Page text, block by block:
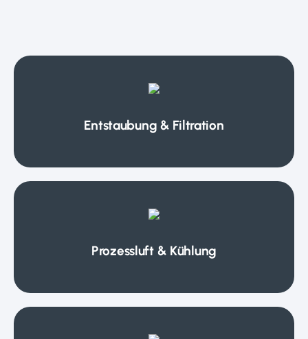
Entstaubung & Filtration
Prozessluft & Kühlung